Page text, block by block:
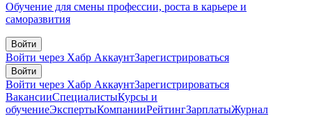
Обучение для смены профессии, роста в карьере и
саморазвития
Войти
Войти через Хабр АккаунтЗарегистрироваться
Войти
Войти через Хабр АккаунтЗарегистрироваться
ВакансииСпециалистыКурсы и
обучениеЭкспертыКомпанииРейтингЗарплатыЖурнал